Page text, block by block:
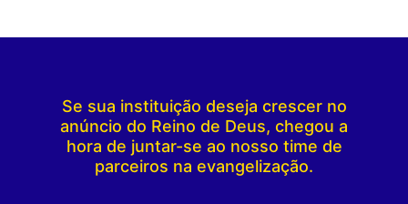
Se sua instituição deseja crescer no
anúncio do Reino de Deus, chegou a
hora de juntar-se ao nosso time de
parceiros na evangelização.